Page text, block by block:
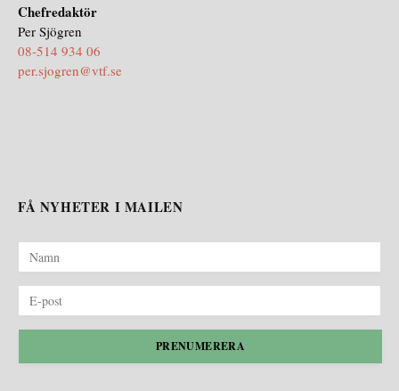
Chefredaktör
Per Sjögren
08-514 934 06
per.sjogren@vtf.se
FÅ NYHETER I MAILEN
PRENUMERERA